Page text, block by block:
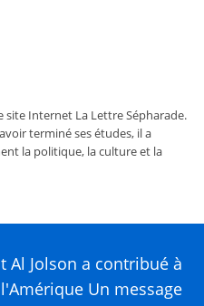
site Internet La Lettre Sépharade.
terminé ses études, il a
la politique, la culture et la
Al Jolson a contribué à
Un message